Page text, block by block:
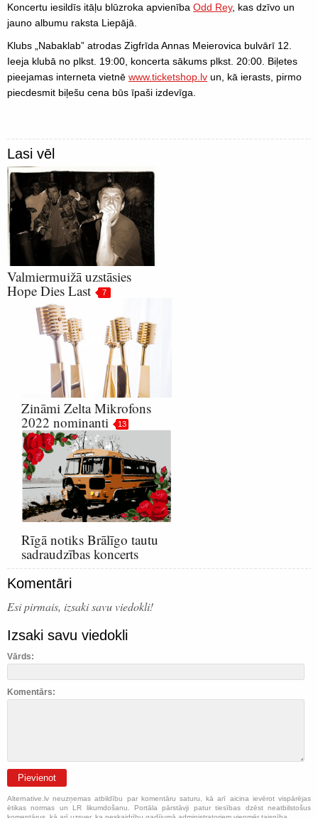
Koncertu iesildīs itāļu blūzroka apvienība Odd Rey, kas dzīvo un
jauno albumu raksta Liepājā.
Klubs „Nabaklab” atrodas Zigfrīda Annas Meierovica bulvārī 12.
Ieeja klubā no plkst. 19:00, koncerta sākums plkst. 20:00. Biļetes
pieejamas interneta vietnē www.ticketshop.lv un, kā ierasts, pirmo
piecdesmit biļešu cena būs īpaši izdevīga.
Lasi vēl
Valmiermuižā uzstāsies
Hope Dies Last
7
Zināmi Zelta Mikrofons
2022 nominanti
13
Rīgā notiks Brālīgo tautu
sadraudzības koncerts
Komentāri
Esi pirmais, izsaki savu viedokli!
Izsaki savu viedokli
Vārds:
Komentārs:
Pievienot
Alternative.lv neuzņemas atbildību par komentāru saturu, kā arī aicina ievērot vispārējas
ētikas normas un LR likumdošanu. Portāla pārstāvji patur tiesības dzēst neatbilstošus